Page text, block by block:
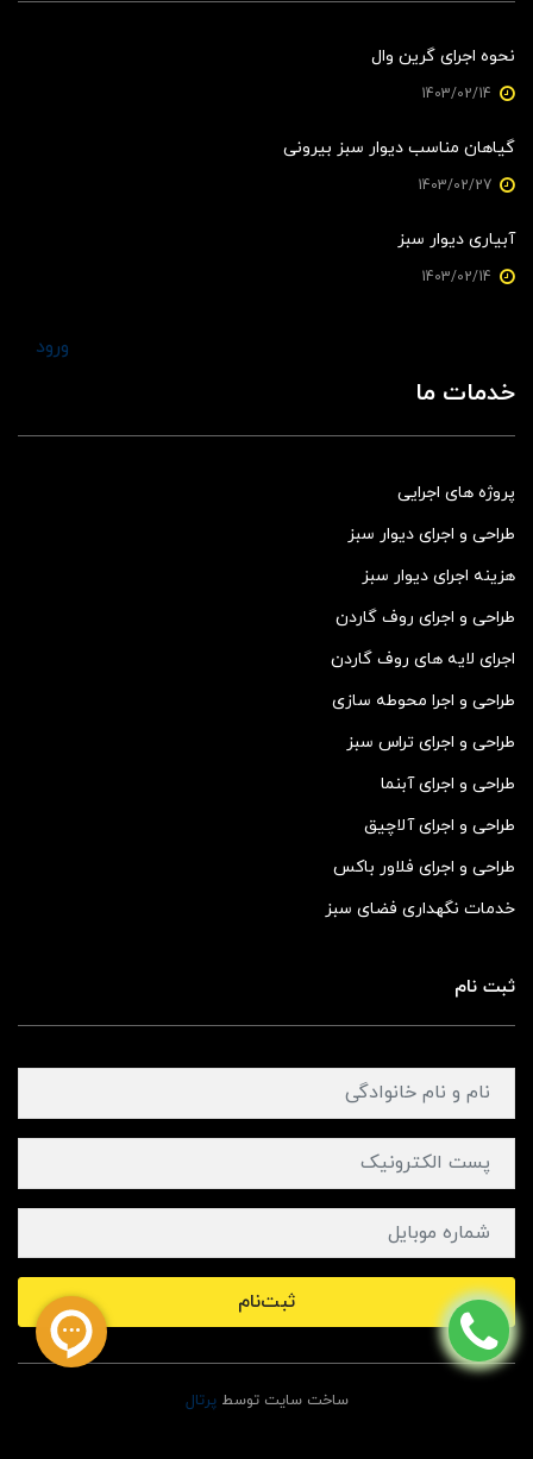
نحوه اجرای گرین وال
گیاهان مناسب دیوار سبز بیرونی
آبیاری دیوار سبز
ورود
خدمات ما
پروژه های اجرایی
طراحی و اجرای دیوار سبز
هزینه اجرای دیوار سبز
طراحی و اجرای روف گاردن
اجرای لایه های روف گاردن
طراحی و اجرا محوطه سازی
طراحی و اجرای تراس سبز
طراحی و اجرای آبنما
طراحی و اجرای آلاچیق
طراحی و اجرای فلاور باکس
خدمات نگهداری فضای سبز
ثبت نام
ثبت‌نام
ساخت سایت توسطپرتال